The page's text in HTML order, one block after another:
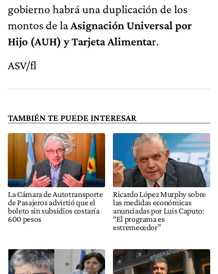
gobierno habrá una duplicación de los
montos de laAsignación Universal por
Hijo (AUH) y Tarjeta Alimentar.
ASV/fl
TAMBIÉN TE PUEDE INTERESAR
La Cámara de Autotransporte
de Pasajeros advirtió que el
boleto sin subsidios costaría
600 pesos
Ricardo López Murphy sobre
las medidas económicas
anunciadas por Luis Caputo:
“El programa es
estremecedor”